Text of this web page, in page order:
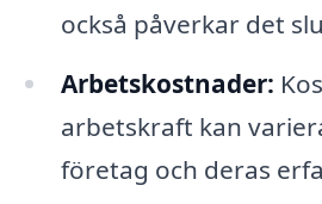
också påverkar det
Arbetskostnader:
arbetskraft kan
företag och deras